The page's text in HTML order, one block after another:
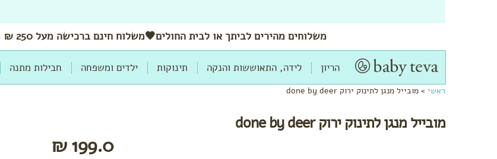
משלוחים מהירים לביתך או לבית החולים🖤משלוח חינם ברכישה מעל 250 ₪ (לאחר מימוש הנחות ושוברים)
הריון לידה, התאוששות והנקה תינוקות ילדים ומשפחה חבילות מתנה
ראשי > מובייל מנגן לתינוק ירוק done by deer
מובייל מנגן לתינוק ירוק done by deer
199.0 ₪